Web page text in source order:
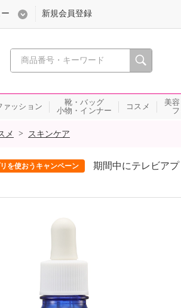
心おどる、瞬間を。通販・テレビショッピング
新規会員登録
ァッション
靴・バッグ
小物・インナー
コスメ
美
メ > スキンケア
を使おうキャンペーン 期間中にテレビア